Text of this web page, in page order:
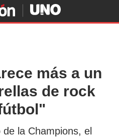
más a un
de rock
la Champions, el